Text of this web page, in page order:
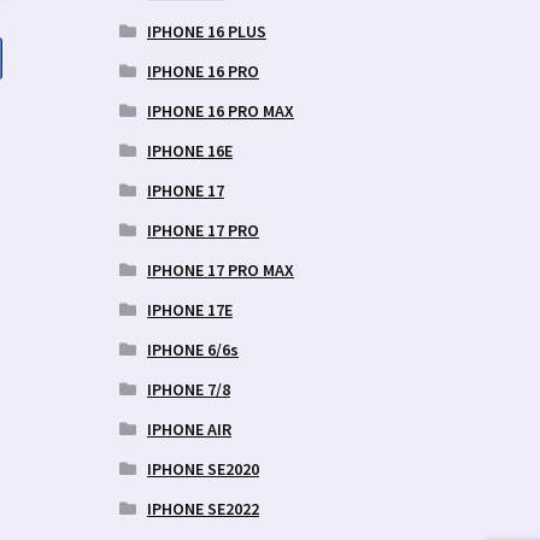
IPHONE 16 PLUS
IPHONE 16 PRO
IPHONE 16 PRO MAX
IPHONE 16E
IPHONE 17
IPHONE 17 PRO
IPHONE 17 PRO MAX
IPHONE 17E
IPHONE 6/6s
IPHONE 7/8
IPHONE AIR
IPHONE SE2020
IPHONE SE2022